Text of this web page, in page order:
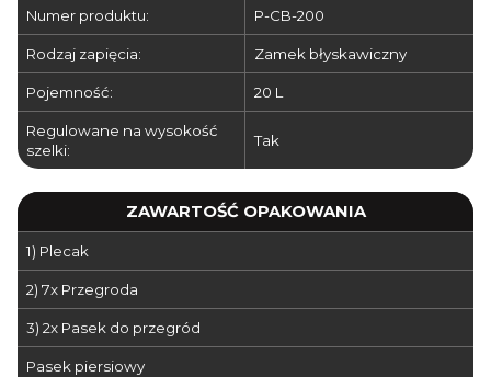
Numer produktu: P-CB-200
Rodzaj zapięcia: Zamek błyskawiczny
Pojemność: 20 L
Regulowane na wysokość
szelki:
Tak
ZAWARTOŚĆ OPAKOWANIA
1) Plecak
2) 7x Przegroda
3) 2x Pasek do przegród
Pasek piersiowy